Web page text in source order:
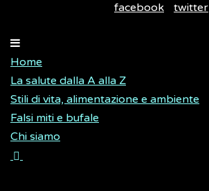
facebook twitter
Home
La salute dalla A alla Z
Stili di vita, alimentazione e ambiente
Falsi miti e bufale
Chi siamo